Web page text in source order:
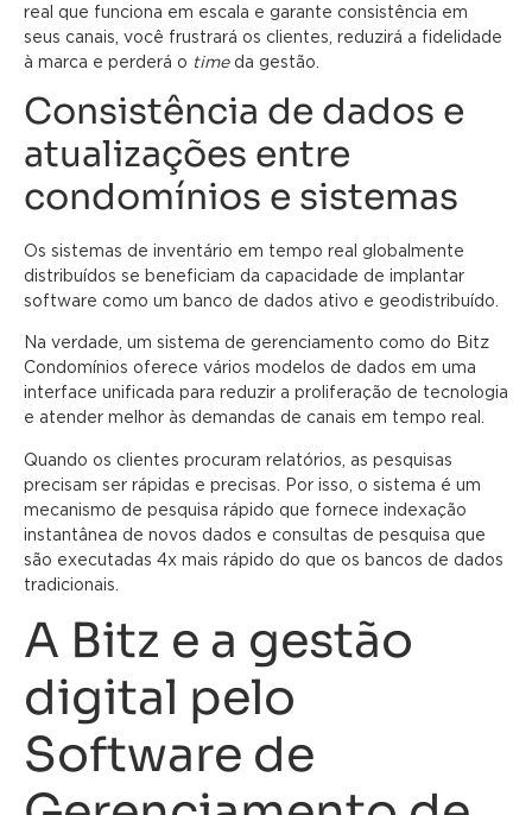
real que funciona em escala e garante consistência em
seus canais, você frustrará os clientes, reduzirá a fidelidade
à marca e perderá o timeda gestão.
Consistência de dados e
atualizações entre
condomínios e sistemas
Os sistemas de inventário em tempo real globalmente
distribuídos se beneficiam da capacidade de implantar
software como um banco de dados ativo e geodistribuído.
Na verdade, um sistema de gerenciamento como do Bitz
Condomínios oferece vários modelos de dados em uma
interface unificada para reduzir a proliferação de tecnologia
e atender melhor às demandas de canais em tempo real.
Quando os clientes procuram relatórios, as pesquisas
precisam ser rápidas e precisas. Por isso, o sistema é um
mecanismo de pesquisa rápido que fornece indexação
instantânea de novos dados e consultas de pesquisa que
são executadas 4x mais rápido do que os bancos de dados
tradicionais.
A Bitz e a gestão
digital pelo
Software de